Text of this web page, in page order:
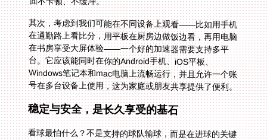
其次，考虑到我们可能在不同设备上观看——比如用手机
在通勤路上看比分，用平板在厨房边做饭边看，再用电脑
在书房享受大屏体验——一个好的加速器需要支持多平
台。它应该能同时在你的Android手机、iOS平板、
Windows笔记本和mac电脑上流畅运行，并且允许一个账
号在多台设备上使用，这为家庭或朋友共享提供了便利。
稳定与安全，是长久享受的基石
看球最怕什么？不是支持的球队输球，而是在进球的关键
时刻，画面突然转圈，或者直接掉线。因此，加速器的稳
定性至关重要。它需要提供真正无限的流量，让你无需为
用量提心吊胆。同时，智能分流技术能确保你的网络请求
被精准处理：看视频的流量走优化的影音专线，玩国内游
戏的请求走游戏加速通道，互不干扰。专享的100M带宽
更是流畅观看4K超清直播的保障，让你不错过球衣上的